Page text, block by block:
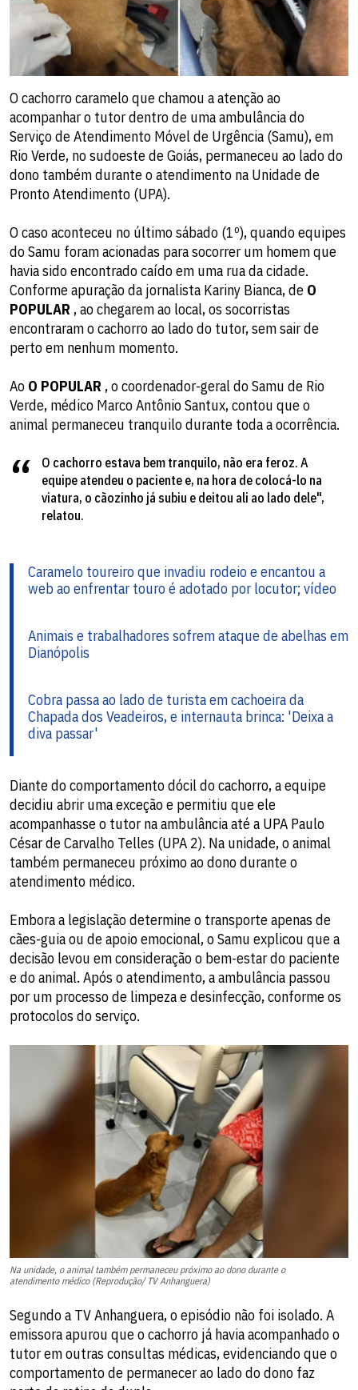
O cachorro caramelo que chamou a atenção ao
acompanhar o tutor dentro de uma ambulância do
Serviço de Atendimento Móvel de Urgência (Samu), em
Rio Verde, no sudoeste de Goiás, permaneceu ao lado do
dono também durante o atendimento na Unidade de
Pronto Atendimento (UPA).
O caso aconteceu no último sábado (1º), quando equipes
do Samu foram acionadas para socorrer um homem que
havia sido encontrado caído em uma rua da cidade.
Conforme apuração da jornalista Kariny Bianca, de O
POPULAR , ao chegarem ao local, os socorristas
encontraram o cachorro ao lado do tutor, sem sair de
perto em nenhum momento.
Ao O POPULAR , o coordenador-geral do Samu de Rio
Verde, médico Marco Antônio Santux, contou que o
animal permaneceu tranquilo durante toda a ocorrência.
O cachorro estava bem tranquilo, não era feroz. A
equipe atendeu o paciente e, na hora de colocá-lo na
viatura, o cãozinho já subiu e deitou ali ao lado dele",
relatou.
Caramelo toureiro que invadiu rodeio e encantou a
web ao enfrentar touro é adotado por locutor; vídeo
Animais e trabalhadores sofrem ataque de abelhas em
Dianópolis
Cobra passa ao lado de turista em cachoeira da
Chapada dos Veadeiros, e internauta brinca: 'Deixa a
diva passar'
Diante do comportamento dócil do cachorro, a equipe
decidiu abrir uma exceção e permitiu que ele
acompanhasse o tutor na ambulância até a UPA Paulo
César de Carvalho Telles (UPA 2). Na unidade, o animal
também permaneceu próximo ao dono durante o
atendimento médico.
Embora a legislação determine o transporte apenas de
cães-guia ou de apoio emocional, o Samu explicou que a
decisão levou em consideração o bem-estar do paciente
e do animal. Após o atendimento, a ambulância passou
por um processo de limpeza e desinfecção, conforme os
protocolos do serviço.
Na unidade, o animal também permaneceu próximo ao dono durante o
atendimento médico (Reprodução/ TV Anhanguera)
Segundo a TV Anhanguera, o episódio não foi isolado. A
emissora apurou que o cachorro já havia acompanhado o
tutor em outras consultas médicas, evidenciando que o
comportamento de permanecer ao lado do dono faz